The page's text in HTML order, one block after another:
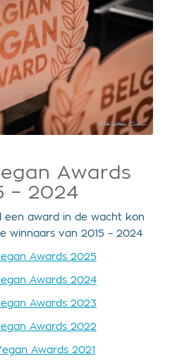
Awards
– 2024
een award in de wacht kon
winnaars van 2015 – 2024
Awards 2025
Awards 2024
Awards 2023
Awards 2022
Awards 2021